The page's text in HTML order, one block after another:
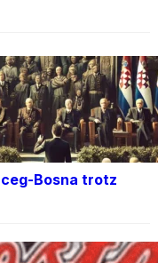
Bosna trotz